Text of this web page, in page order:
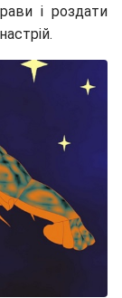
і роздати